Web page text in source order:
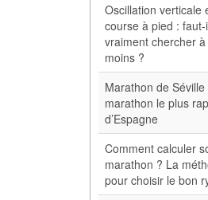
Oscillation verticale
course à pied : faut-
vraiment chercher
moins ?
Marathon de Séville
marathon le plus
d’Espagne
Comment calculer
marathon ? La
pour choisir le bon